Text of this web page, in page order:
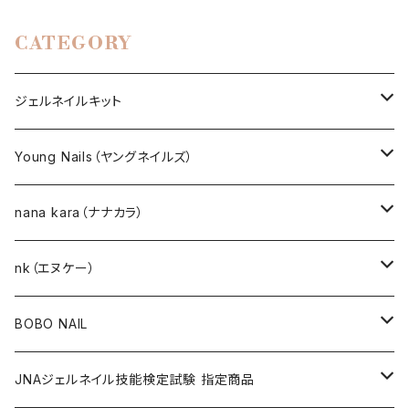
CATEGORY
ジェルネイルキット
選べるジェルネイルキット
ネイルアート作成キット
Young Nails（ヤングネイルズ）
BEST SELLERS（ベストセラー）
KITS（キット）
ACRYLIC（アクリル）
ACRYLIC POWDER（アクリルパウダー）
DIP & COLOR ACRYLIC POWDERS
nana kara（ナナカラ）
GEL NAIL
nana kara [3g] （ナナカラ）
nana kara petit [1g] （ナナカラ プチ）
NAIL ART
ネイルパーツ
NAIL TIPS
nk（エヌケー）
GEL NAIL
3Dジェル
NAIL ART
BOBO NAIL
セット
JNAジェルネイル技能検定試験 指定商品